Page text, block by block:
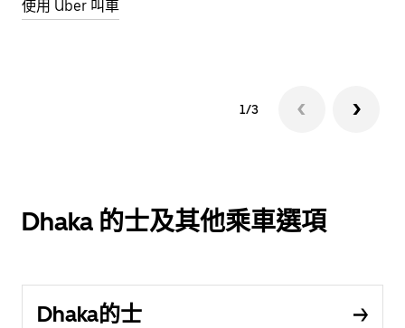
使用 Uber 叫車
1/3
Dhaka 的士及其他乘車選項
Dhaka的士